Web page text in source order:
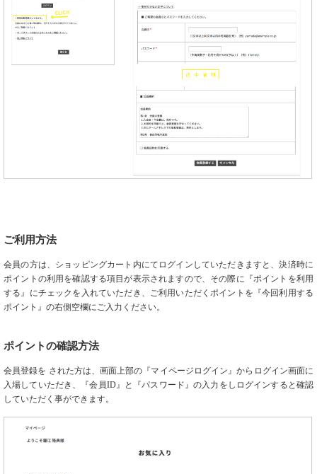
ご利用方法
会員の方は、ショッピングカート内にてログインしていただきますと、決済時に
ポイントの利用を確認する項目が表示されますので、その際に『ポイントを利用
する』にチェックを入れていただき、ご利用いただくポイントを『今回利用する
ポイント』の右側空欄にご入力ください。
ポイントの確認方法
会員登録を された方は、画面上部の『マイページログイン』からログイン画面に
入場していただき、『会員ID』と『パスワード』の入力をしログインすると確認
していただく事ができます。